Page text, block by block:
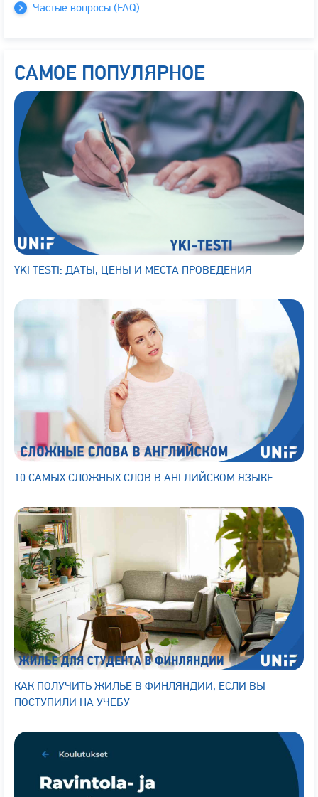
Частые вопросы (FAQ)
САМОЕ ПОПУЛЯРНОЕ
YKI TESTI: ДАТЫ, ЦЕНЫ И МЕСТА ПРОВЕДЕНИЯ
10 САМЫХ СЛОЖНЫХ СЛОВ В АНГЛИЙСКОМ ЯЗЫКЕ
КАК ПОЛУЧИТЬ ЖИЛЬЕ В ФИНЛЯНДИИ, ЕСЛИ ВЫ
ПОСТУПИЛИ НА УЧЕБУ